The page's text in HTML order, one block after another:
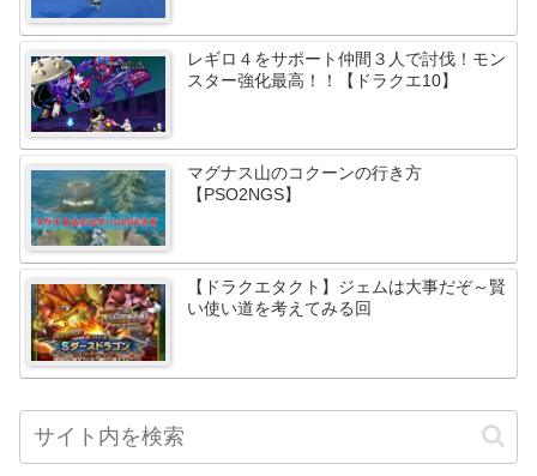
レギロ４をサポート仲間３人で討伐！モン
スター強化最高！！【ドラクエ10】
マグナス山のコクーンの行き方
【PSO2NGS】
【ドラクエタクト】ジェムは大事だぞ～賢
い使い道を考えてみる回